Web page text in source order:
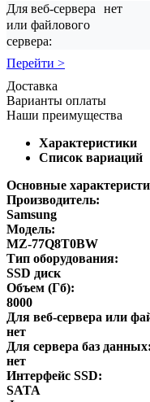
Для веб-сервера
или файлового
сервера:
нет
Перейти >
Доставка
Варианты оплаты
Наши преимущества
Характеристики
Список вариаций
Основные
Производитель:
Samsung
Модель:
MZ-77Q8T0BW
Тип оборудования:
SSD диск
Объем (Гб):
8000
Для веб-сервера или
нет
Для сервера баз данных:
нет
Интерфейс SSD:
SATA